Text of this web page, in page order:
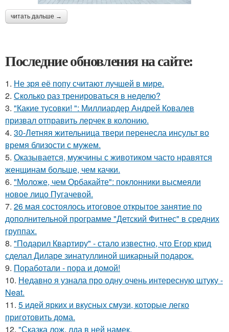
читать дальше →
Последние обновления на сайте:
1. Не зря её попу считают лучшей в мире.
2. Сколько раз тренироваться в неделю?
3. "Какие тусовки! ": Миллиардер Андрей Ковалев
призвал отправить лерчек в колонию.
4. 30-Летняя жительница твери перенесла инсульт во
время близости с мужем.
5. Оказывается, мужчины с животиком часто нравятся
женщинам больше, чем качки.
6. "Моложе, чем Орбакайте": поклонники высмеяли
новое лицо Пугачевой.
7. 26 мая состоялось итоговое открытое занятие по
дополнительной программе "Детский Фитнес" в средних
группах.
8. "Подарил Квартиру" - стало известно, что Егор крид
сделал Диларе зинатуллиной шикарный подарок.
9. Поработали - пора и домой!
10. Недавно я узнала про одну очень интересную штуку -
Neat.
11. 5 идей ярких и вкусных смузи, которые легко
приготовить дома.
12. "Сказка лож, лда в ней намек.